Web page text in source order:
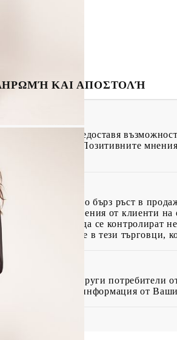
ΚΑΙ ΑΠΟΣΤΟΛΉ
клиенти се предоставя
клиенти.Позитивните
да доведат до бърз ръст в
на мнения от клиенти на
да се контролират
своето доверие в тези търговци,
към мнения на други потребители
си набави тази информация от